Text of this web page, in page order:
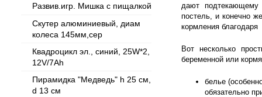
Развив.игр. Мишка с пищалкой
Скутер алюминиевый, диам
колеса 145мм,сер
Квадроцикл эл., синий, 25W*2,
12V/7Ah
Пирамидка "Медведь" h 25 см,
d 13 см
дают
постель, и конечно
кормления
Вот несколько
беременной или
белье
обязательно